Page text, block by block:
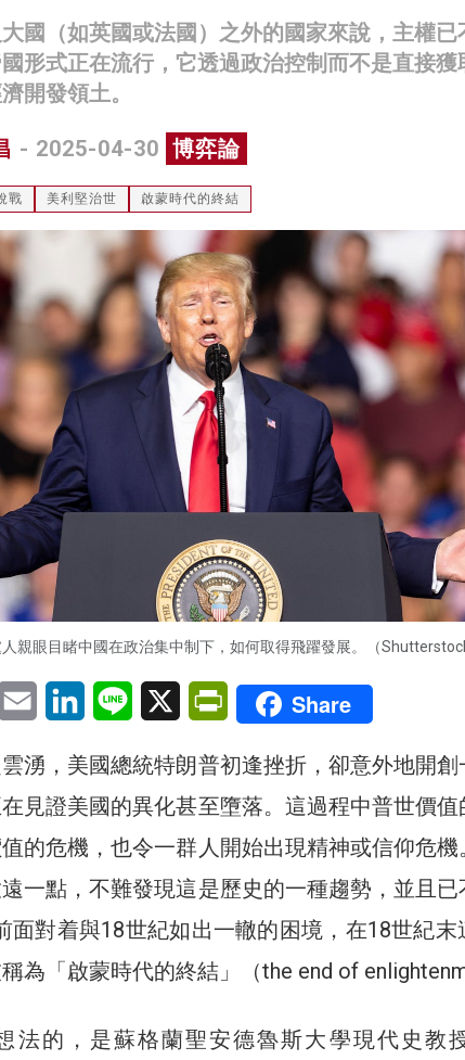
國（如英國或法國）之外的國家來說，主權已
形式正在流行，它透過政治控制而不是直接獲
開發領土。
- 2025-04-30 博弈論
戰 美利堅治世 啟蒙時代的終結
親眼目睹中國在政治集中制下，如何取得飛躍發展。（Shutterstock
Email LinkedInLine X PrintFriendly
Share
湧，美國總統特朗普初逢挫折，卻意外地開創
見證美國的異化甚至墮落。這過程中普世價值
的危機，也令一群人開始出現精神或信仰危機
一點，不難發現這是歷史的一種趨勢，並且已
對着與18世紀如出一轍的困境，在18世紀末
為「啟蒙時代的終結」（the end of
法的，是蘇格蘭聖安德魯斯大學現代史教